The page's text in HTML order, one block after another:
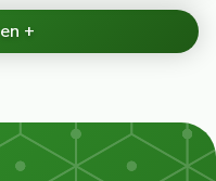
+